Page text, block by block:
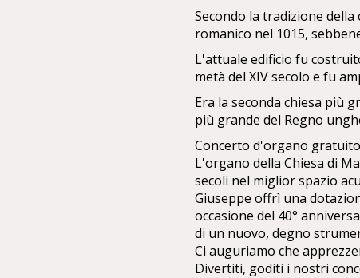
Secondo la tradizione
romanico nel 1015,
L'attuale edificio fu
metà del XIV secolo e fu
Era la seconda chiesa più
più grande del Regno
Concerto d'organo
L'organo della Chiesa di
secoli nel miglior spazio
Giuseppe offrì una
occasione del 40°
di un nuovo, degno
Ci auguriamo che
Divertiti, goditi i nostri